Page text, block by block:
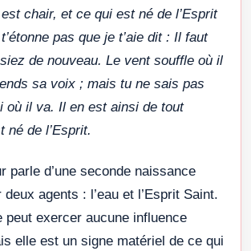
chair, et ce qui est né de l’Esprit
pas que je t’aie dit : Il faut
de nouveau. Le vent souffle où il
sa voix ; mais tu ne sais pas
où il va. Il en est ainsi de tout
né de l’Esprit.
parle d’une seconde naissance
agents : l’eau et l’Esprit Saint.
peut exercer aucune influence
elle est un signe matériel de ce qui